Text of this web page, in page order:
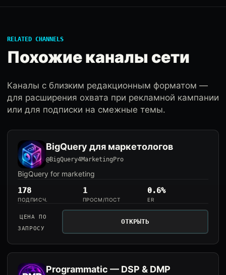
RELATED CHANNELS
Похожие каналы сети
Каналы с близким редакционным форматом —
для расширения охвата при рекламной кампании
или для подписки на смежные темы.
BigQuery для маркетологов
@BigQuery4MarketingPro
BigQuery for marketing
178
ПОДПИСЧ.
1
ПРОСМ/ПОСТ
0.6%
ER
ЦЕНА ПО
ЗАПРОСУ
ОТКРЫТЬ
Programmatic — DSP & DMP